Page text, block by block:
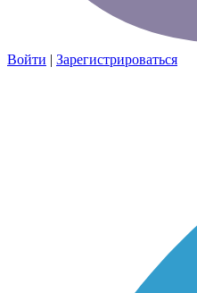
Войти | Зарегистрироваться